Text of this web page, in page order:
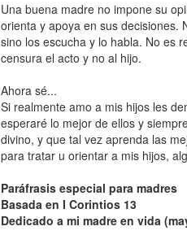
Una buena madre no impone su
orienta y apoya en sus decisiones.
sino los escucha y lo habla. No es
censura el acto y no al hijo.
Ahora sé...
Si realmente amo a mis hijos les
esperaré lo mejor de ellos y
divino, y que tal vez aprenda las
para tratar u orientar a mis hijos,
Paráfrasis especial para madres
Basada en I Corintios 13
Dedicado a mi madre en vida